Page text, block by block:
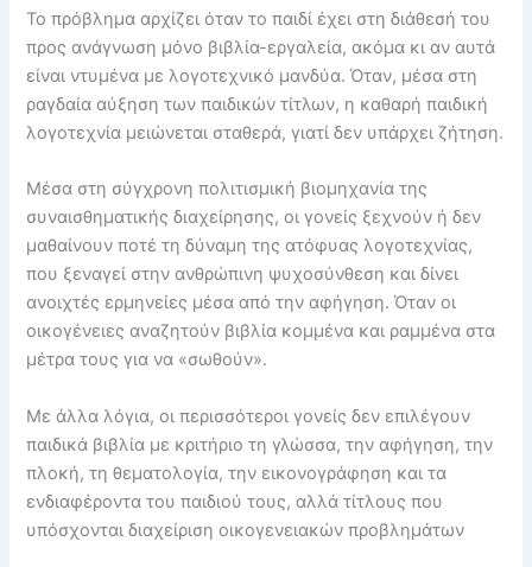
Το πρόβλημα αρχίζει όταν το παιδί έχει στη διάθεσή του
προς ανάγνωση μόνο βιβλία-εργαλεία, ακόμα κι αν αυτά
είναι ντυμένα με λογοτεχνικό μανδύα. Όταν, μέσα στη
ραγδαία αύξηση των παιδικών τίτλων, η καθαρή παιδική
λογοτεχνία μειώνεται σταθερά, γιατί δεν υπάρχει ζήτηση.
Μέσα στη σύγχρονη πολιτισμική βιομηχανία της
συναισθηματικής διαχείρησης, οι γονείς ξεχνούν ή δεν
μαθαίνουν ποτέ τη δύναμη της ατόφυας λογοτεχνίας,
που ξεναγεί στην ανθρώπινη ψυχοσύνθεση και δίνει
ανοιχτές ερμηνείες μέσα από την αφήγηση. Όταν οι
οικογένειες αναζητούν βιβλία κομμένα και ραμμένα στα
μέτρα τους για να «σωθούν».
Με άλλα λόγια, οι περισσότεροι γονείς δεν επιλέγουν
παιδικά βιβλία με κριτήριο τη γλώσσα, την αφήγηση, την
πλοκή, τη θεματολογία, την εικονογράφηση και τα
ενδιαφέροντα του παιδιού τους, αλλά τίτλους που
υπόσχονται διαχείριση οικογενειακών προβλημάτων